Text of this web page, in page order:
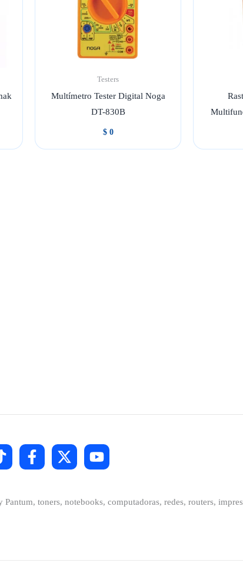
Testers
Multímetro Tester Digital Noga
DT-830B
$0
toners, notebooks, computadoras, redes, routers,